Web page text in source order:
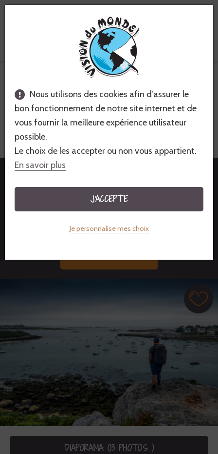
Nous utilisons des cookies afin d’assurer le
bon fonctionnement de notre site internet et de
vous fournir la meilleure expérience utilisateur
possible.
Le choix de les accepter ou non vous appartient.
En savoir plus
J'ACCEPTE
Je personnalise mes choix
France
FRANCE - BRETAGNE DU BOUT DU
MONDE
RANDONNÉE ET TREK - 8 JOURS - FACILE
DEVIS PERSONNALISÉ
DIAPORAMA (13 PHOTOS )